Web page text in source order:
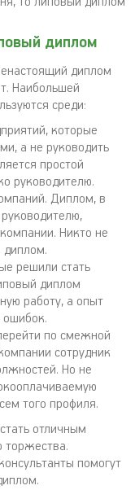
диплом
диплом
Наибольшей
среди:
которые
а не руководить
простой
руководителю.
Диплом, в
Никто не
диплом.
решили стать
диплом
работу, а опыт
ошибок.
по смежной
сотрудник
Но не
того профиля.
отличным
торжества.
помогут